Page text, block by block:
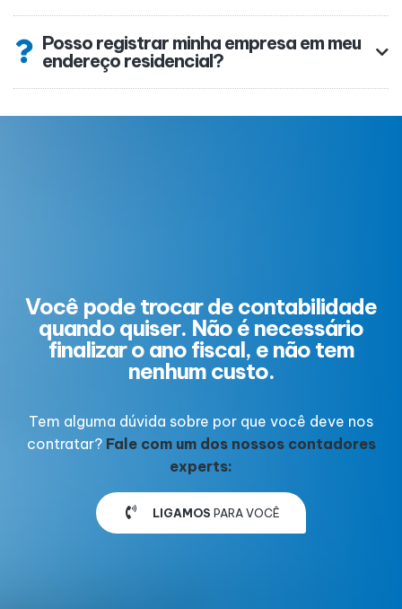
Posso registrar minha empresa em meu
endereço residencial?
Você pode trocar de contabilidade
quando quiser. Não é necessário
finalizar o ano fiscal, e não tem
nenhum custo.
Tem alguma dúvida sobre por que você deve nos
contratar? Fale com um dos nossos contadores
experts:
LIGAMOS PARA VOCÊ